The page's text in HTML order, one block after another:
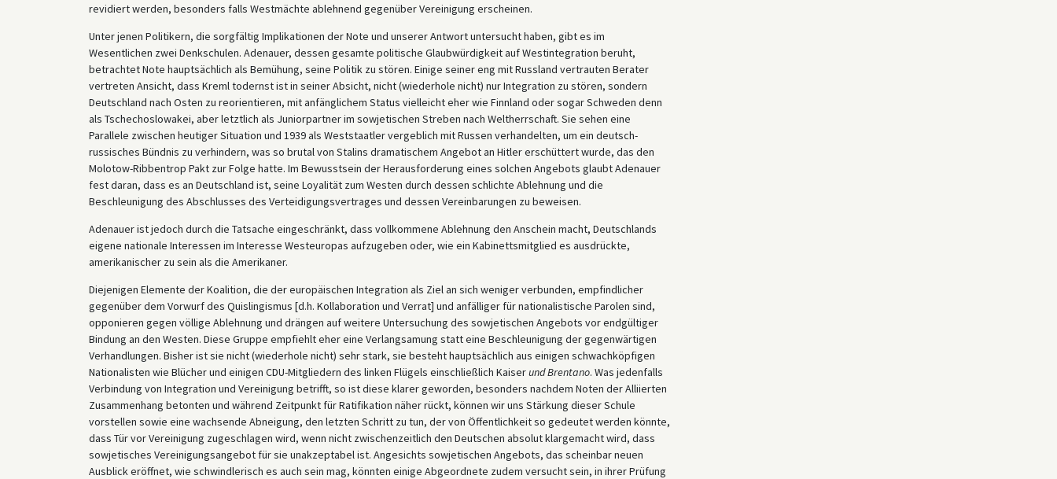
revidiert werden, besonders falls Westmächte ablehnend gegenüber Vereinigung erscheinen.
Unter jenen Politikern, die sorgfältig Implikationen der Note und unserer Antwort untersucht haben, gibt es im
Wesentlichen zwei Denkschulen. Adenauer, dessen gesamte politische Glaubwürdigkeit auf Westintegration beruht,
betrachtet Note hauptsächlich als Bemühung, seine Politik zu stören. Einige seiner eng mit Russland vertrauten Berater
vertreten Ansicht, dass Kreml todernst ist in seiner Absicht, nicht (wiederhole nicht) nur Integration zu stören, sondern
Deutschland nach Osten zu reorientieren, mit anfänglichem Status vielleicht eher wie Finnland oder sogar Schweden denn
als Tschechoslowakei, aber letztlich als Juniorpartner im sowjetischen Streben nach Weltherrschaft. Sie sehen eine
Parallele zwischen heutiger Situation und 1939 als Weststaatler vergeblich mit Russen verhandelten, um ein deutsch-
russisches Bündnis zu verhindern, was so brutal von Stalins dramatischem Angebot an Hitler erschüttert wurde, das den
Molotow-Ribbentrop Pakt zur Folge hatte. Im Bewusstsein der Herausforderung eines solchen Angebots glaubt Adenauer
fest daran, dass es an Deutschland ist, seine Loyalität zum Westen durch dessen schlichte Ablehnung und die
Beschleunigung des Abschlusses des Verteidigungsvertrages und dessen Vereinbarungen zu beweisen.
Adenauer ist jedoch durch die Tatsache eingeschränkt, dass vollkommene Ablehnung den Anschein macht, Deutschlands
eigene nationale Interessen im Interesse Westeuropas aufzugeben oder, wie ein Kabinettsmitglied es ausdrückte,
amerikanischer zu sein als die Amerikaner.
Diejenigen Elemente der Koalition, die der europäischen Integration als Ziel an sich weniger verbunden, empfindlicher
gegenüber dem Vorwurf des Quislingismus [d.h. Kollaboration und Verrat] und anfälliger für nationalistische Parolen sind,
opponieren gegen völlige Ablehnung und drängen auf weitere Untersuchung des sowjetischen Angebots vor endgültiger
Bindung an den Westen. Diese Gruppe empfiehlt eher eine Verlangsamung statt eine Beschleunigung der gegenwärtigen
Verhandlungen. Bisher ist sie nicht (wiederhole nicht) sehr stark, sie besteht hauptsächlich aus einigen schwachköpfigen
Nationalisten wie Blücher und einigen CDU-Mitgliedern des linken Flügels einschließlich Kaiserund Brentano. Was jedenfalls
Verbindung von Integration und Vereinigung betrifft, so ist diese klarer geworden, besonders nachdem Noten der Alliierten
Zusammenhang betonten und während Zeitpunkt für Ratifikation näher rückt, können wir uns Stärkung dieser Schule
vorstellen sowie eine wachsende Abneigung, den letzten Schritt zu tun, der von Öffentlichkeit so gedeutet werden könnte,
dass Tür vor Vereinigung zugeschlagen wird, wenn nicht zwischenzeitlich den Deutschen absolut klargemacht wird, dass
sowjetisches Vereinigungsangebot für sie unakzeptabel ist. Angesichts sowjetischen Angebots, das scheinbar neuen
Ausblick eröffnet, wie schwindlerisch es auch sein mag, könnten einige Abgeordnete zudem versucht sein, in ihrer Prüfung